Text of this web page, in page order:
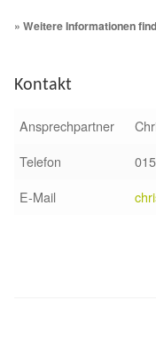
Updates „Hilfe La
» Weitere Informationen
Kontakt
Ansprechpartner
Telefon
E-Mail